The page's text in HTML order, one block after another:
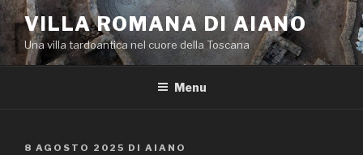
Salta
contenuto
VILLA ROMANA DI AIANO
Una villa tardoantica nel cuore della Toscana
Menu
PUBBLICATO
8 AGOSTO 2025 DI AIANO